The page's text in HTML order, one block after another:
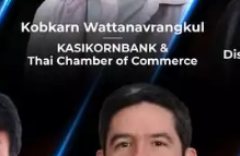
ณรายจ่ายภาครัฐ ซึ่งฝ่ายบริ
บายต่างๆ หากต้องการให้
ป็นนโยบายที่เสนอโดยพรรค
มค่าลดหย่อนเพื่อกระตุ้นกา